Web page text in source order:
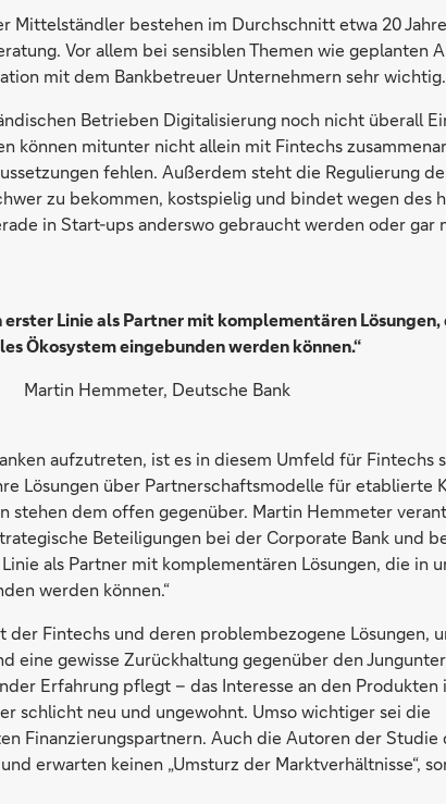
Mittelständler bestehen im Durchschnitt etwa 20
Vor allem bei sensiblen Themen wie geplanten
mit dem Bankbetreuer Unternehmern sehr wichtig.
Betrieben Digitalisierung noch nicht überall
können mitunter nicht allein mit Fintechs
fehlen. Außerdem steht die Regulierung
zu bekommen, kostspielig und bindet wegen des
in Start-ups anderswo gebraucht werden oder gar
Linie als Partner mit komplementären Lösungen,
Ökosystem eingebunden werden können.“
Martin Hemmeter, Deutsche Bank
aufzutreten, ist es in diesem Umfeld für Fintechs
Lösungen über Partnerschaftsmodelle für etablierte
stehen dem offen gegenüber. Martin Hemmeter
Beteiligungen bei der Corporate Bank und
als Partner mit komplementären Lösungen, die in
werden können.“
Fintechs und deren problembezogene Lösungen,
eine gewisse Zurückhaltung gegenüber den
Erfahrung pflegt – das Interesse an den Produkten
schlicht neu und ungewohnt. Umso wichtiger sei die
Finanzierungspartnern. Auch die Autoren der Studie
erwarten keinen „Umsturz der Marktverhältnisse“,